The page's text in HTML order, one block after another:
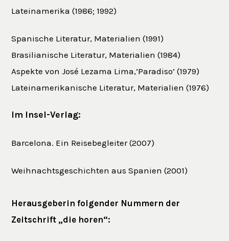
Lateinamerika (1986; 1992)
Spanische Literatur, Materialien (1991)
Brasilianische Literatur, Materialien (1984)
Aspekte von José Lezama Lima,’Paradiso’ (1979)
Lateinamerikanische Literatur, Materialien (1976)
Im Insel-Verlag:
Barcelona. Ein Reisebegleiter (2007)
Weihnachtsgeschichten aus Spanien (2001)
Herausgeberin folgender Nummern der
Zeitschrift „die horen“: